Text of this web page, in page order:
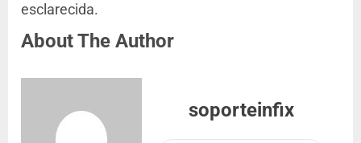
esclarecida.
About The Author
soporteinfix